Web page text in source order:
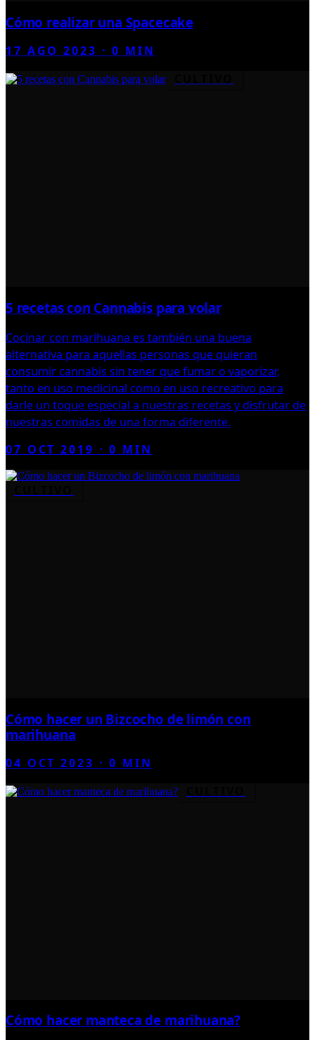
Cómo realizar una Spacecake
17 AGO 2023 ·0 MIN
5 recetas con Cannabis para volar
Cocinar con marihuana es también una buena
alternativa para aquellas personas que quieran
consumir cannabis sin tener que fumar o vaporizar,
tanto en uso medicinal como en uso recreativo para
darle un toque especial a nuestras recetas y disfrutar de
nuestras comidas de una forma diferente.
07 OCT 2019 ·0 MIN
Cómo hacer un Bizcocho de limón con
marihuana
04 OCT 2023 ·0 MIN
Cómo hacer manteca de marihuana?